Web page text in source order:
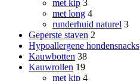
met kip 3
met long 4
runderhuid naturel 3
Geperste staven 2
Hypoallergene hondensnacks
Kauwbotten 38
Kauwrollen 19
met kip 4